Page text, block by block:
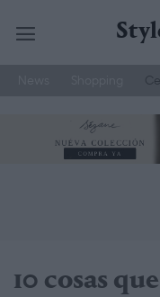
contenido
10 cosas